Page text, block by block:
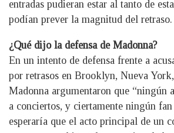
entradas pudieran estar al tanto de
podían prever la magnitud del retraso.
¿Qué dijo la defensa de Madonna?
En un intento de defensa frente a
por retrasos en Brooklyn, Nueva
Madonna argumentaron que “ningún
a conciertos, y ciertamente ningún
esperaría que el acto principal de un